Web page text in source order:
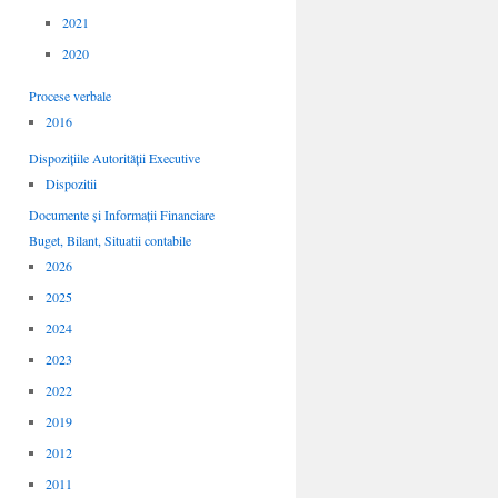
2021
2020
Procese verbale
2016
Dispozițiile Autorității Executive
Dispozitii
Documente și Informații Financiare
Buget, Bilant, Situatii contabile
2026
2025
2024
2023
2022
2019
2012
2011